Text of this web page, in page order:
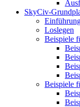
SkyCiv-
Loslegen
Beispiele
Beispiele